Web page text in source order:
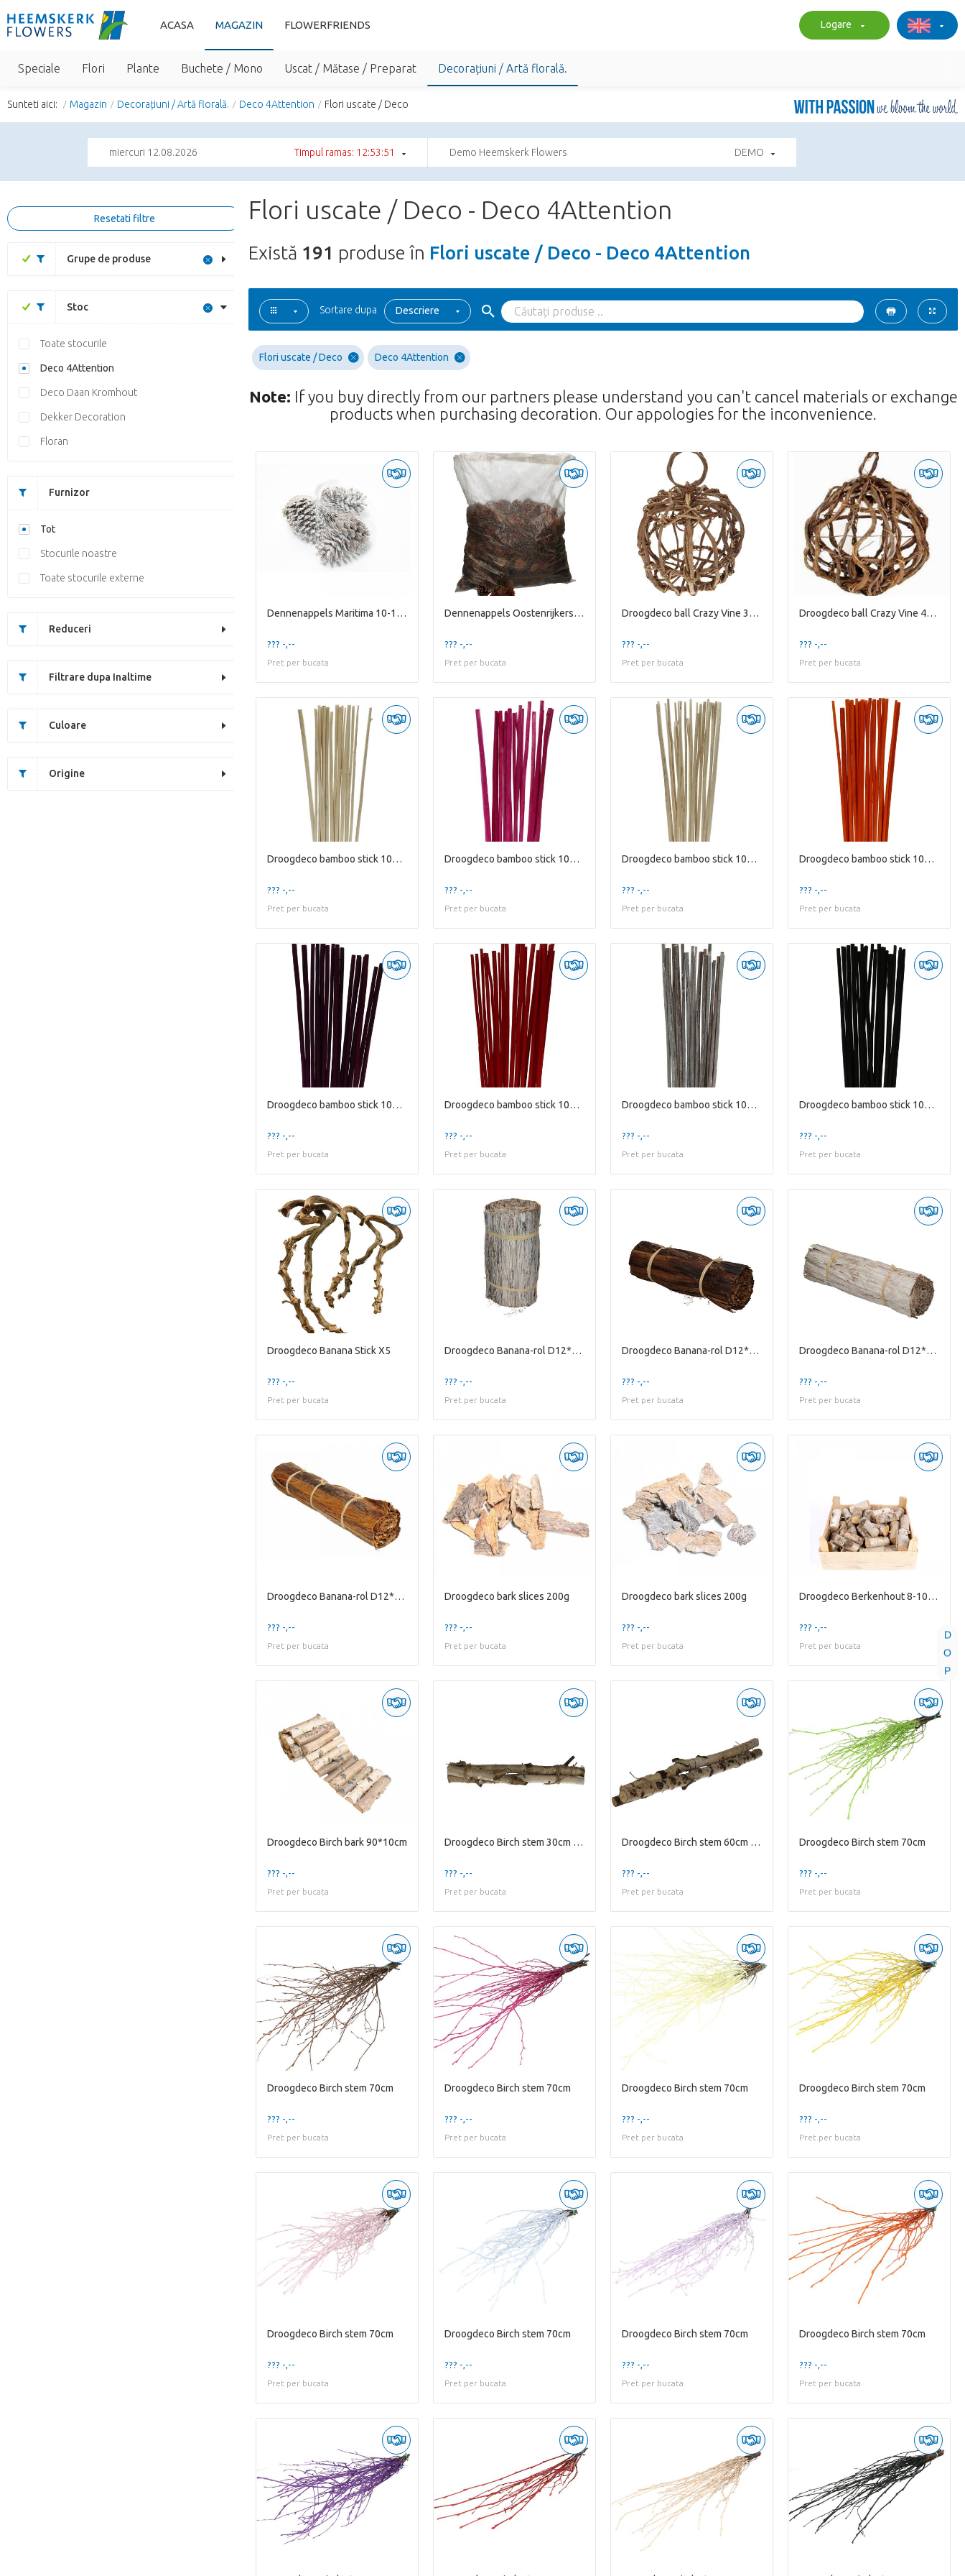
ACASA MAGAZIN FLOWERFRIENDS Logare
Speciale Flori Plante Buchete / Mono Uscat / Mătase / Preparat Decorațiuni / Artă florală.
Sunteti aici: Magazin Decorațiuni / Artă florală. Deco 4Attention Flori uscate / Deco
miercuri 12.08.2026 Timpul ramas: 12:53:50 Demo Heemskerk Flowers DEMO
D
O
P
Resetati filtre
Grupe de produse
Stoc
Toate stocurile
Deco 4Attention
Deco Daan Kromhout
Dekker Decoration
Floran
Furnizor
Tot
Stocurile noastre
Toate stocurile externe
Reduceri
Filtrare dupa Inaltime
Culoare
Origine
Flori uscate / Deco - Deco 4Attention
Există 191 produse în Flori uscate / Deco - Deco 4Attention
Sortare dupa Descriere
Flori uscate / Deco Deco 4Attention
Note: If you buy directly from our partners please understand you can't cancel materials or exchange
products when purchasing decoration. Our appologies for the inconvenience.
Dennenappels Maritima 10-12cm x15
??? -,--
Pret per bucata
Dennenappels Oostenrijkers 5kg
??? -,--
Pret per bucata
Droogdeco ball Crazy Vine 30cm
??? -,--
Pret per bucata
Droogdeco ball Crazy Vine 40cm
??? -,--
Pret per bucata
Droogdeco bamboo stick 100cm x20
??? -,--
Pret per bucata
Droogdeco bamboo stick 100cm x20
??? -,--
Pret per bucata
Droogdeco bamboo stick 100cm x20
??? -,--
Pret per bucata
Droogdeco bamboo stick 100cm x20
??? -,--
Pret per bucata
Droogdeco bamboo stick 100cm x20
??? -,--
Pret per bucata
Droogdeco bamboo stick 100cm x20
??? -,--
Pret per bucata
Droogdeco bamboo stick 100cm x20
??? -,--
Pret per bucata
Droogdeco bamboo stick 100cm x20
??? -,--
Pret per bucata
Droogdeco Banana Stick X5
??? -,--
Pret per bucata
Droogdeco Banana-rol D12*20cm
??? -,--
Pret per bucata
Droogdeco Banana-rol D12*35cm
??? -,--
Pret per bucata
Droogdeco Banana-rol D12*35cm
??? -,--
Pret per bucata
Droogdeco Banana-rol D12*50cm
??? -,--
Pret per bucata
Droogdeco bark slices 200g
??? -,--
Pret per bucata
Droogdeco bark slices 200g
??? -,--
Pret per bucata
Droogdeco Berkenhout 8-10cm
??? -,--
Pret per bucata
Droogdeco Birch bark 90*10cm
??? -,--
Pret per bucata
Droogdeco Birch stem 30cm X3
??? -,--
Pret per bucata
Droogdeco Birch stem 60cm X3
??? -,--
Pret per bucata
Droogdeco Birch stem 70cm
??? -,--
Pret per bucata
Droogdeco Birch stem 70cm
??? -,--
Pret per bucata
Droogdeco Birch stem 70cm
??? -,--
Pret per bucata
Droogdeco Birch stem 70cm
??? -,--
Pret per bucata
Droogdeco Birch stem 70cm
??? -,--
Pret per bucata
Droogdeco Birch stem 70cm
??? -,--
Pret per bucata
Droogdeco Birch stem 70cm
??? -,--
Pret per bucata
Droogdeco Birch stem 70cm
??? -,--
Pret per bucata
Droogdeco Birch stem 70cm
??? -,--
Pret per bucata